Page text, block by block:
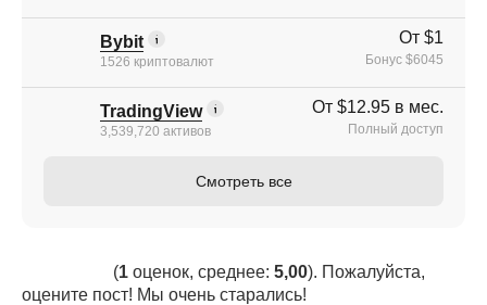
Bybit
1526 криптовалют
От $1
Бонус $6045
TradingView
3,539,720 активов
От $12.95 в мес.
Полный доступ
Смотреть все
(1 оценок, среднее: 5,00). Пожалуйста,
оцените пост! Мы очень старались!